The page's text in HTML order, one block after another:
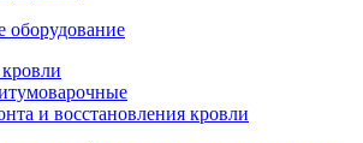
оборудование
и восстановления кровли